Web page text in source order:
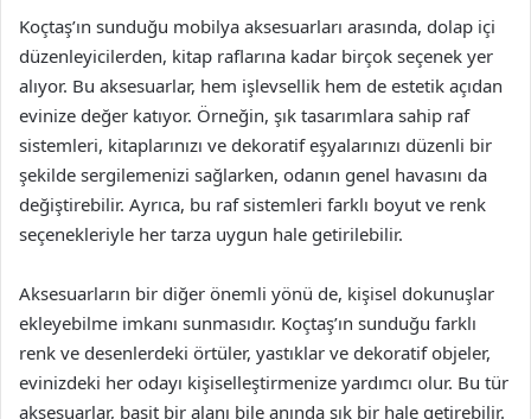
Koçtaş’ın sunduğu mobilya aksesuarları arasında, dolap içi
düzenleyicilerden, kitap raflarına kadar birçok seçenek yer
alıyor. Bu aksesuarlar, hem işlevsellik hem de estetik açıdan
evinize değer katıyor. Örneğin, şık tasarımlara sahip raf
sistemleri, kitaplarınızı ve dekoratif eşyalarınızı düzenli bir
şekilde sergilemenizi sağlarken, odanın genel havasını da
değiştirebilir. Ayrıca, bu raf sistemleri farklı boyut ve renk
seçenekleriyle her tarza uygun hale getirilebilir.
Aksesuarların bir diğer önemli yönü de, kişisel dokunuşlar
ekleyebilme imkanı sunmasıdır. Koçtaş’ın sunduğu farklı
renk ve desenlerdeki örtüler, yastıklar ve dekoratif objeler,
evinizdeki her odayı kişiselleştirmenize yardımcı olur. Bu tür
aksesuarlar, basit bir alanı bile anında şık bir hale getirebilir.